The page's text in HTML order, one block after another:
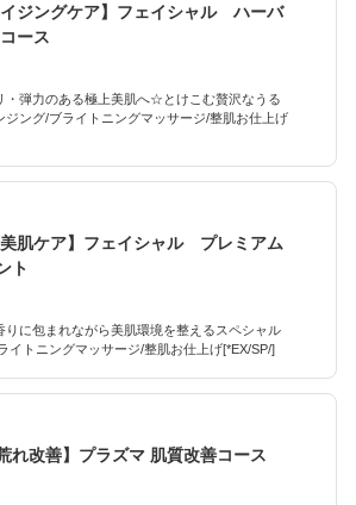
イジングケア】フェイシャル ハーバ
ース
・弾力のある極上美肌へ☆とけこむ贅沢なうる
ング/ブライトニングマッサージ/整肌お仕上げ
美肌ケア】フェイシャル プレミアム
ト
りに包まれながら美肌環境を整えるスペシャル
トニングマッサージ/整肌お仕上げ[*EX/SP/]
れ改善】プラズマ 肌質改善コース